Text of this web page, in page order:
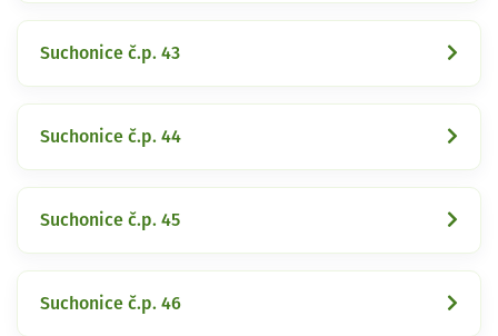
Suchonice č.p. 43
Suchonice č.p. 44
Suchonice č.p. 45
Suchonice č.p. 46